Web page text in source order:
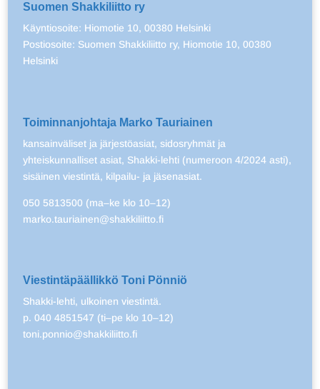
Suomen Shakkiliitto ry
Käyntiosoite: Hiomotie 10, 00380 Helsinki
Postiosoite: Suomen Shakkiliitto ry, Hiomotie 10, 00380
Helsinki
Toiminnanjohtaja Marko Tauriainen
kansainväliset ja järjestöasiat, sidosryhmät ja
yhteiskunnalliset asiat, Shakki-lehti (numeroon 4/2024 asti),
sisäinen viestintä, kilpailu- ja jäsenasiat.
050 5813500 (ma–ke klo 10–12)
marko.tauriainen@shakkiliitto.fi
Viestintäpäällikkö Toni Pönniö
Shakki-lehti, ulkoinen viestintä.
p. 040 4851547 (ti–pe klo 10–12)
toni.ponnio@shakkiliitto.fi